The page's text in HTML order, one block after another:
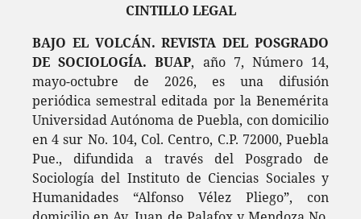
CINTILLO LEGAL
BAJO EL VOLCÁN. REVISTA DEL POSGRADO
DE SOCIOLOGÍA. BUAP, año 7, Número 14,
mayo-octubre de 2026, es una difusión
periódica semestral editada por la Benemérita
Universidad Autónoma de Puebla, con domicilio
en 4 sur No. 104, Col. Centro, C.P. 72000, Puebla
Pue., difundida a través del Posgrado de
Sociología del Instituto de Ciencias Sociales y
Humanidades “Alfonso Vélez Pliego”, con